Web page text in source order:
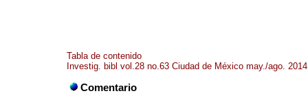
Tabla de contenido
Investig. bibl vol.28 no.63 Ciudad de México may./ago. 2014
Comentario